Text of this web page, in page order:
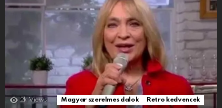
2k Views Magyar szerelmes dalok Retro kedvencek